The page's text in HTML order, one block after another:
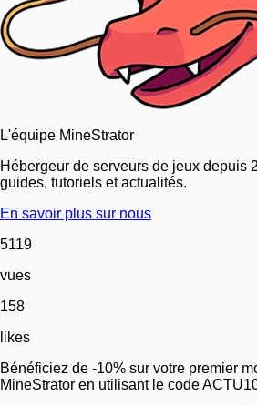
L'équipe MineStrator
Hébergeur de serveurs de jeux depuis
guides, tutoriels et actualités.
En savoir plus sur nous
5119
vues
158
likes
Bénéficiez de -10% sur votre premier
MineStrator en utilisant le code